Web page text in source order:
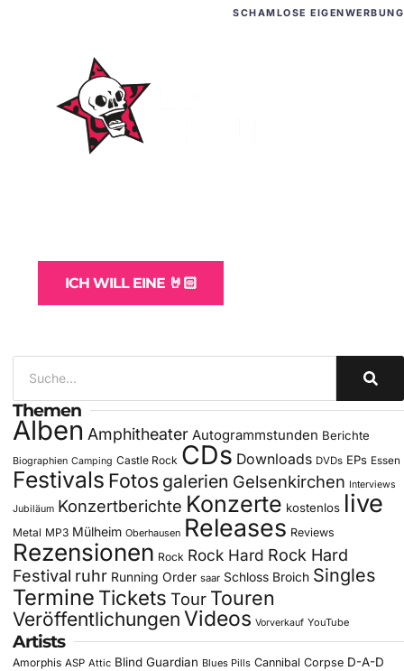
SCHAMLOSE EIGENWERBUNG
ICH WILL EINE 🤘🏻
Themen
Alben Amphitheater Autogrammstunden Berichte
Biographien Camping Castle Rock CDs Downloads DVDs EPs Essen
Festivals Fotos galerien Gelsenkirchen Interviews
Jubiläum Konzertberichte Konzerte kostenlos live
Metal MP3 Mülheim Oberhausen Releases Reviews
Rezensionen Rock Rock Hard Rock Hard
Festival ruhr Running Order saar Schloss Broich Singles
Termine Tickets Tour Touren
Veröffentlichungen Videos Vorverkauf YouTube
Artists
Amorphis ASP Attic Blind Guardian Blues Pills Cannibal Corpse D-A-D